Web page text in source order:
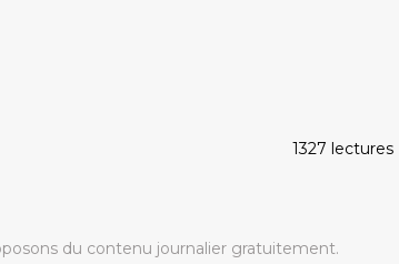
1327 lectures
du contenu journalier gratuitement.